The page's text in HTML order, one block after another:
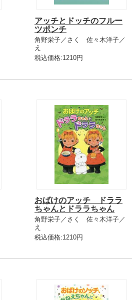
アッチとドッチのフルー
ツポンチ
角野栄子／さく 佐々木洋子／
え
税込価格:1210円
おばけのアッチ ドララ
ちゃんとドララちゃん
角野栄子／さく 佐々木洋子／
え
税込価格:1210円